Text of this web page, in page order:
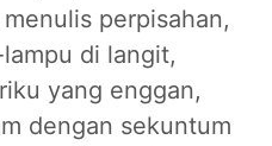
perpisahan,
di langit,
yang enggan,
dengan sekuntum